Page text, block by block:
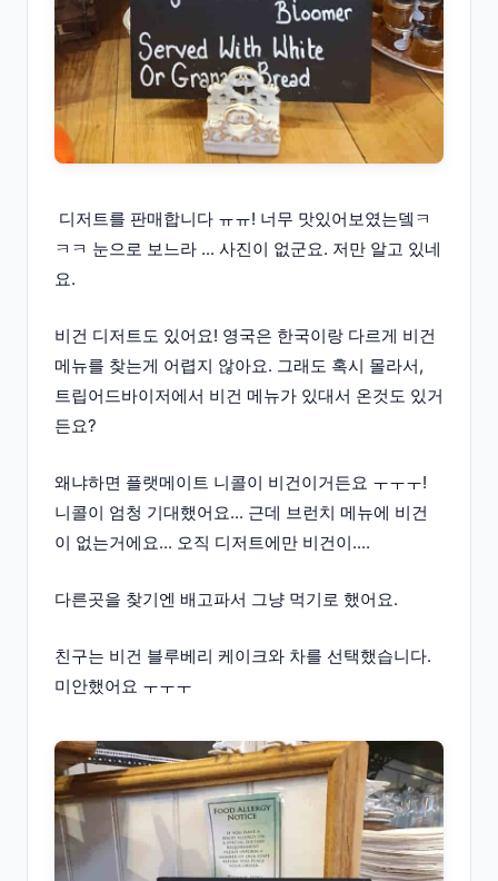
디저트를 판매합니다 ㅠㅠ! 너무 맛있어보였는뎈ㅋ
ㅋㅋ 눈으로 보느라 ... 사진이 없군요. 저만 알고 있네
요.
비건 디저트도 있어요! 영국은 한국이랑 다르게 비건
메뉴를 찾는게 어렵지 않아요. 그래도 혹시 몰라서,
트립어드바이저에서 비건 메뉴가 있대서 온것도 있거
든요?
왜냐하면 플랫메이트 니콜이 비건이거든요 ㅜㅜㅜ!
니콜이 엄청 기대했어요... 근데 브런치 메뉴에 비건
이 없는거에요... 오직 디저트에만 비건이....
다른곳을 찾기엔 배고파서 그냥 먹기로 했어요.
친구는 비건 블루베리 케이크와 차를 선택했습니다.
미안했어요 ㅜㅜㅜ